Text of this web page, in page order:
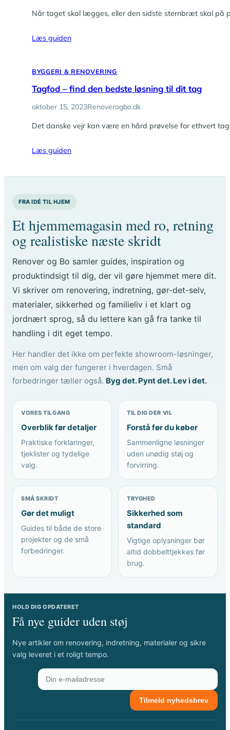
Når taget skal lægges, eller den sidste sternbræt skal
Læs guiden
BYGGERI & RENOVERING
Tagfod – find den bedste løsning til dit tag
oktober 15, 2023Renoverogbo.dk
Det danske vejr kan være en hård prøvelse for ethvert
Læs guiden
FRA IDÉ TIL HJEM
Et hjemmemagasin med ro, retning
og realistiske næste skridt
Renover og Bo samler guides, inspiration og
produktindsigt til dig, der vil gøre hjemmet mere dit.
Vi skriver om renovering, indretning, gør-det-selv,
materialer, sikkerhed og familieliv i et klart og
jordnært sprog, så du lettere kan gå fra tanke til
handling i dit eget tempo.
Her handler det ikke om perfekte showroom-løsninger,
men om valg der fungerer i hverdagen. Små
forbedringer tæller også. Byg det. Pynt det. Lev i det.
VORES TILGANG
Overblik før detaljer
Praktiske forklaringer,
tjeklister og tydelige
valg.
TIL DIG DER VIL
Forstå før du køber
Sammenligne løsninger
uden unødig støj og
forvirring.
SMÅ SKRIDT
Gør det muligt
Guides til både de store
projekter og de små
forbedringer.
TRYGHED
Sikkerhed som
standard
Vigtige oplysninger bør
altid dobbelttjekkes før
brug.
HOLD DIG OPDATERET
Få nye guider uden støj
Nye artikler om renovering, indretning, materialer og sikre
valg leveret i et roligt tempo.
Tilmeld nyhedsbrev